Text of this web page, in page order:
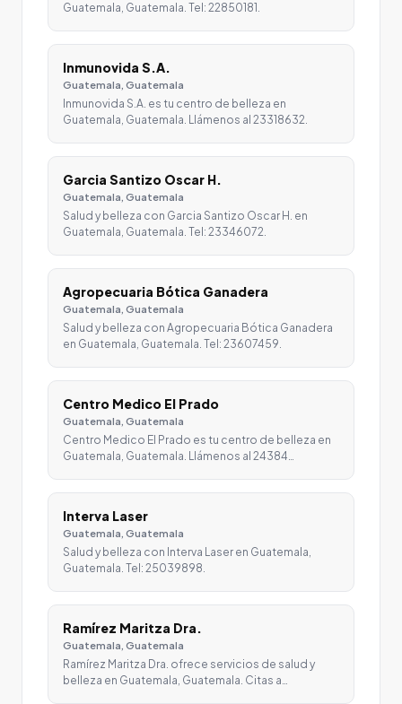
Guatemala, Guatemala. Tel: 22850181.
Inmunovida S.A.
Guatemala, Guatemala
Inmunovida S.A. es tu centro de belleza en
Guatemala, Guatemala. Llámenos al 23318632.
Garcia Santizo Oscar H.
Guatemala, Guatemala
Salud y belleza con Garcia Santizo Oscar H. en
Guatemala, Guatemala. Tel: 23346072.
Agropecuaria Bótica Ganadera
Guatemala, Guatemala
Salud y belleza con Agropecuaria Bótica Ganadera
en Guatemala, Guatemala. Tel: 23607459.
Centro Medico El Prado
Guatemala, Guatemala
Centro Medico El Prado es tu centro de belleza en
Guatemala, Guatemala. Llámenos al 24384…
Interva Laser
Guatemala, Guatemala
Salud y belleza con Interva Laser en Guatemala,
Guatemala. Tel: 25039898.
Ramírez Maritza Dra.
Guatemala, Guatemala
Ramírez Maritza Dra. ofrece servicios de salud y
belleza en Guatemala, Guatemala. Citas a…